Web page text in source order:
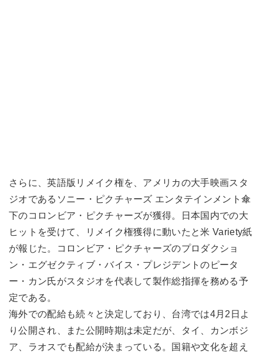
さらに、英語版リメイク権を、アメリカの大手映画スタ
ジオであるソニー・ピクチャーズ エンタテインメント傘
下のコロンビア・ピクチャーズが獲得。日本国内での大
ヒットを受けて、リメイク権獲得に動いたと米 Variety紙
が報じた。コロンビア・ピクチャーズのプロダクショ
ン・エグゼクティブ・バイス・プレジデントのピータ
ー・カン氏がスタジオを代表して製作総指揮を務める予
定である。
海外での配給も続々と決定しており、台湾では4月2日よ
り公開され、また公開時期は未定だが、タイ、カンボジ
ア、ラオスでも配給が決まっている。国籍や文化を超え